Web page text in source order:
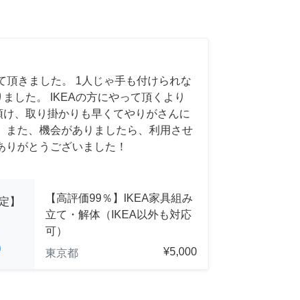
頂きました。 1人じゃ手も付けられな
した。 IKEAの方にやって頂くより
、取り掛かりも早くてやりがさんに
また、機会がありましたら、利用させ
がとうございました！
】
【高評価99％】IKEA家具組み
立て・解体（IKEA以外も対応
可）
東京都
¥5,000